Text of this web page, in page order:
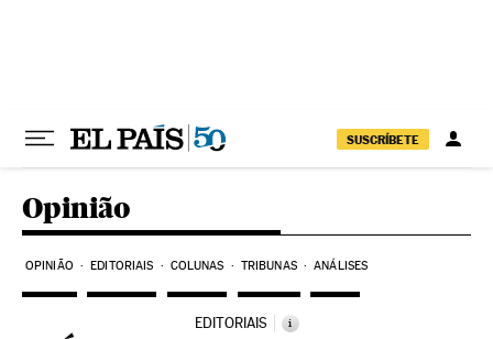
SUSCRÍBETE
Opinião
OPINIÃO EDITORIAIS COLUNAS TRIBUNAS ANÁLISES
EDITORIAIS i